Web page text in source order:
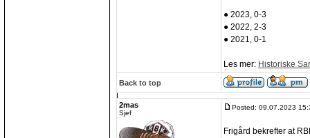
● 2023, 0-3
● 2022, 2-3
● 2021, 0-1
Les mer: Historiske
Back to top
2mas
Sjef
Posted: 09.07.2023
Frigård bekrefter at